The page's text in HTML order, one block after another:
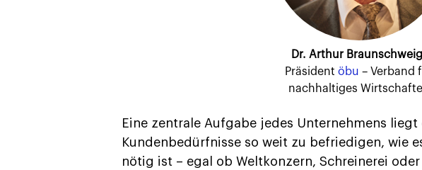
Dr. Arthur
Präsident öbu – Verband
nachhaltiges
Eine zentrale Aufgabe jedes Unternehmens
Kundenbedürfnisse so weit zu befriedigen, wie
nötig ist – egal ob Weltkonzern, Schreinerei